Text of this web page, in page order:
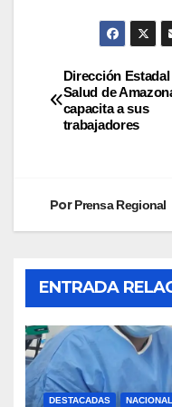
Dirección Estadal
Salud de
capacita a sus
trabajadores
PorPrensa Regional
ENTRADA
DESTACADAS